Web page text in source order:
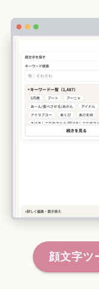
顔文字ツ